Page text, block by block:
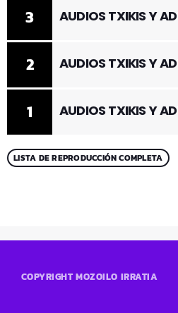
1 AUDIOS TXIKIS Y
2 AUDIOS TXIKIS Y
3 AUDIOS TXIKIS Y
LISTA DE REPRODUCCIÓN COMPLETA
COPYRIGHT MOZOILO IRRATIA